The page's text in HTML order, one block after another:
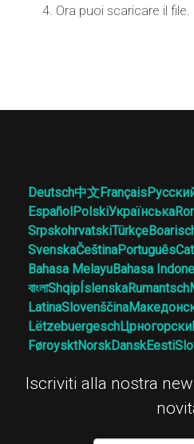
Ora puoi scaricare il file.
Deutsch中文Français
EspañolPolskiУкраїнська
SrpskohrvatskiTürkçe
SvenskaČeštinaPortuguês
Bahasa MelayuBahasa
বাংলাShqipÍslenskaRumantsch
LatinaSlovenščina
LëtzebuergeschЦрногорски
FøroysktNorskDanskEesti
Iscriviti alla nostra